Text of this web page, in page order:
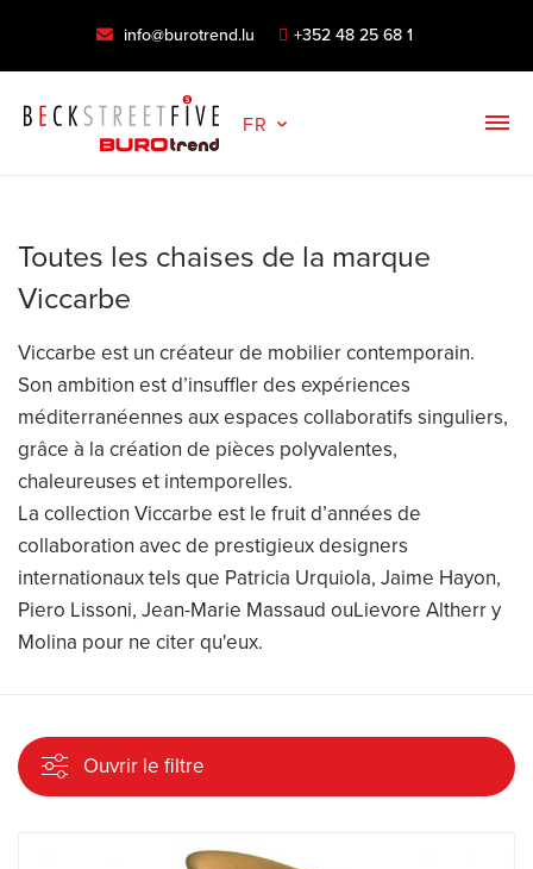
info@burotrend.lu +352 48 25 68 1
FR
Toutes les chaises de la marque
Viccarbe
Viccarbe est un créateur de mobilier contemporain.
Son ambition est d’insuffler des expériences
méditerranéennes aux espaces collaboratifs singuliers,
grâce à la création de pièces polyvalentes,
chaleureuses et intemporelles.
La collection Viccarbe est le fruit d’années de
collaboration avec de prestigieux designers
internationaux tels que Patricia Urquiola, Jaime Hayon,
Piero Lissoni, Jean-Marie Massaud ouLievore Altherr y
Molina pour ne citer qu'eux.
Ouvrir le filtre